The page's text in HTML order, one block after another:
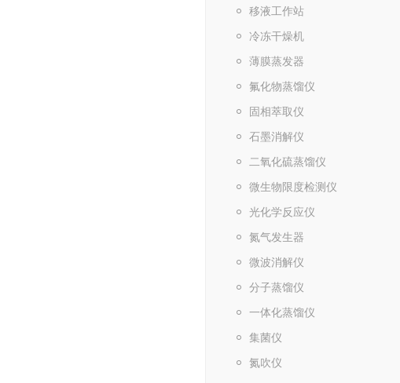
移液工作站
冷冻干燥机
薄膜蒸发器
氟化物蒸馏仪
固相萃取仪
石墨消解仪
二氧化硫蒸馏仪
微生物限度检测仪
光化学反应仪
氮气发生器
微波消解仪
分子蒸馏仪
一体化蒸馏仪
集菌仪
氮吹仪